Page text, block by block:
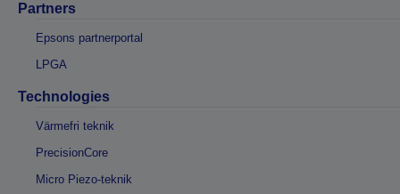
Partners
Epsons partnerportal
LPGA
Technologies
Värmefri teknik
PrecisionCore
Micro Piezo-teknik